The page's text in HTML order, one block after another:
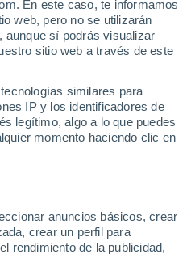
En este caso, te informamos
web, pero no se utilizarán
aunque sí podrás visualizar
sitio web a través de este
similares para
IP y los identificadores de
legítimo, algo a lo que puedes
momento haciendo clic en
anuncios básicos, crear
crear un perfil para
rendimiento de la publicidad,